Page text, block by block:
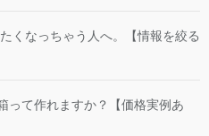
くなっちゃう人へ。【情報を絞る
って作れますか？【価格実例あ